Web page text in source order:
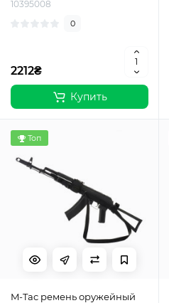
10395008
0
2212₴
Купить
Топ
M-Tac ремень оружейный